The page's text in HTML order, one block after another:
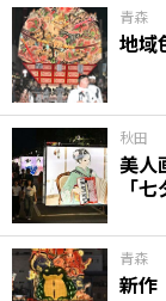
青森
地域
秋田
美人
「
青森
新作